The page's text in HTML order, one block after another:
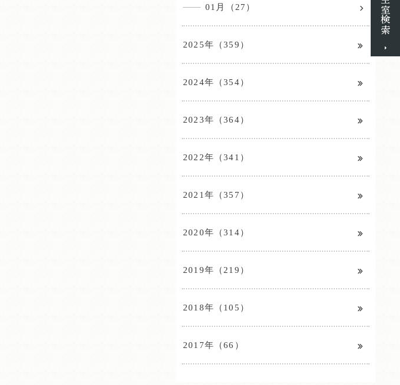
01月（27）
2025年（359）
2024年（354）
2023年（364）
2022年（341）
2021年（357）
2020年（314）
2019年（219）
2018年（105）
2017年（66）